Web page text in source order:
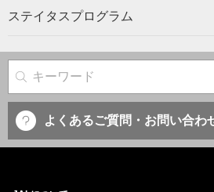
ステイタスプログラム
サイト内検索
よくあるご質問・お問い合わ